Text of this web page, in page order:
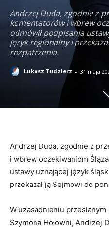
Andrzej Duda, zgodnie z
komentatorów i wbrew
odmówił podpisania
język regionalny i
rozpatrzenia.
Łukasz Tudzierz - 31 maja
Andrzej Duda, zgodnie z
i wbrew oczekiwaniom
ustawy uznającej język
przekazał ją Sejmowi do
W uzasadnieniu przesłanym
Szymona Hołowni, Andrzej